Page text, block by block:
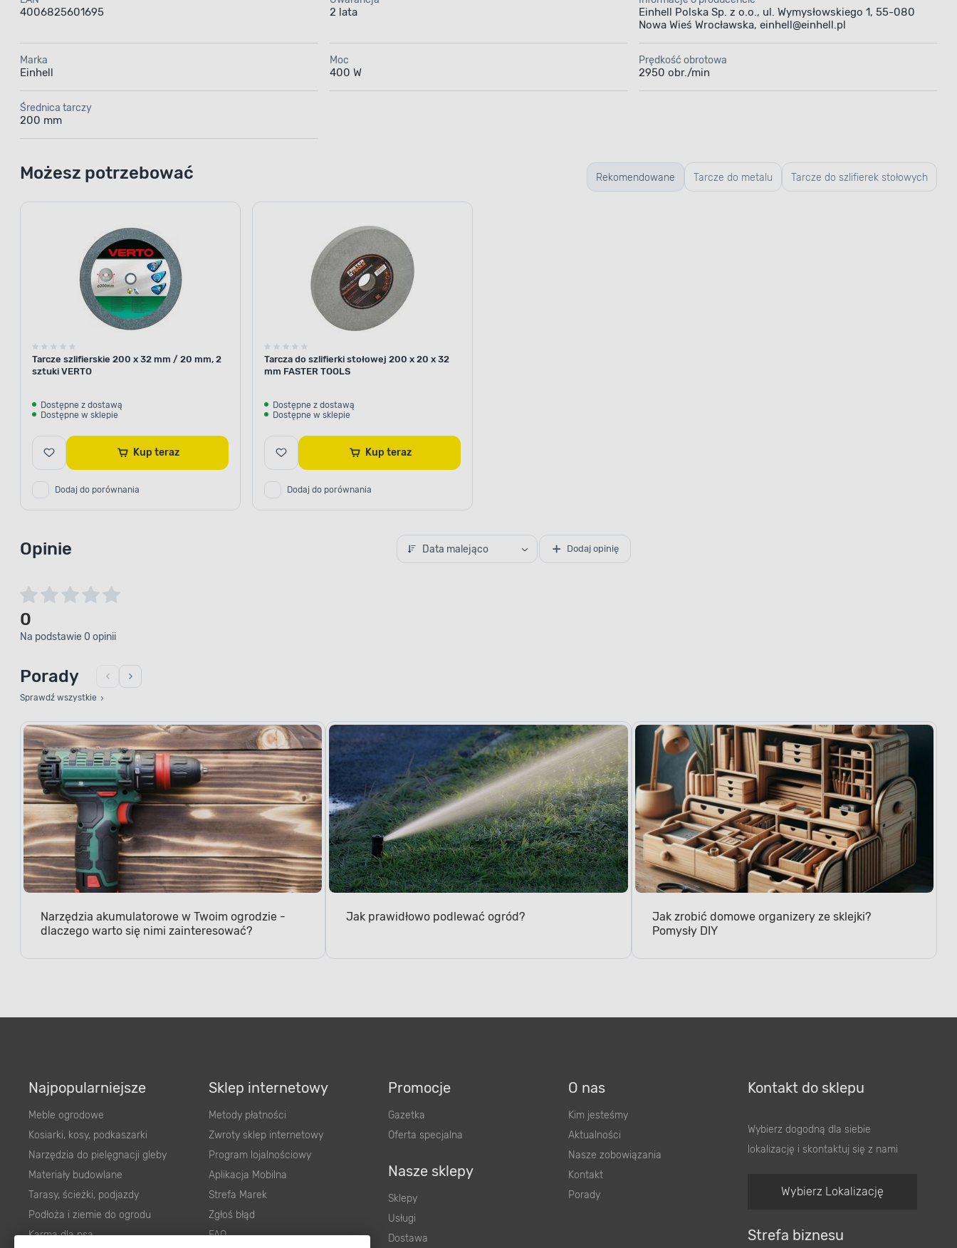
4006825601695 2 lata
Einhell Polska Sp. z o.o., ul. Wymysłowskiego 1, 55-080
Nowa Wieś Wrocławska, einhell@einhell.pl
Marka
Einhell
Moc
400 W
Prędkość obrotowa
2950 obr./min
Średnica tarczy
200 mm
Rekomendowane Tarcze do metalu Tarcze do szlifierek stołowych
Możesz potrzebować
Tarcze szlifierskie 200 x 32 mm / 20 mm, 2
sztuki VERTO
Dostępne z dostawą
Dostępne w sklepie
Kup teraz
Dodaj do porównania
Tarcza do szlifierki stołowej 200 x 20 x 32
mm FASTER TOOLS
Dostępne z dostawą
Dostępne w sklepie
Kup teraz
Dodaj do porównania
Opinie Data malejąco Dodaj opinię
0
Na podstawie 0 opinii
Porady
Sprawdź wszystkie
Narzędzia akumulatorowe w Twoim ogrodzie -
dlaczego warto się nimi zainteresować?
Jak prawidłowo podlewać ogród?
Jak zrobić domowe organizery ze sklejki?
Pomysły DIY
Najpopularniejsze
Meble ogrodowe
Kosiarki, kosy, podkaszarki
Narzędzia do pielęgnacji gleby
Materiały budowlane
Tarasy, ścieżki, podjazdy
Podłoża i ziemie do ogrodu
Karma dla psa
Sklep internetowy
Metody płatności
Zwroty sklep internetowy
Program lojalnościowy
Aplikacja Mobilna
Strefa Marek
Zgłoś błąd
FAQ
Promocje
Gazetka
Oferta specjalna
Nasze sklepy
Sklepy
Usługi
Dostawa
O nas
Kim jesteśmy
Aktualności
Nasze zobowiązania
Kontakt
Porady
Kontakt do sklepu
Wybierz dogodną dla siebie
lokalizację i skontaktuj się z nami
Wybierz Lokalizację
Strefa biznesu